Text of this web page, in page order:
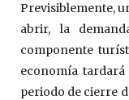
Previsiblemente,
abrir, la
componente
economía
periodo de cierre